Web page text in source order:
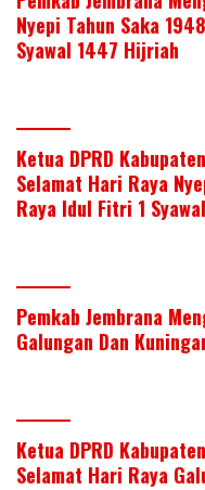
Nyepi Tahun Saka
Syawal 1447 Hijriah
Ketua DPRD
Selamat Hari Raya
Raya Idul Fitri 1
Pemkab Jembrana
Galungan Dan
Ketua DPRD
Selamat Hari Raya